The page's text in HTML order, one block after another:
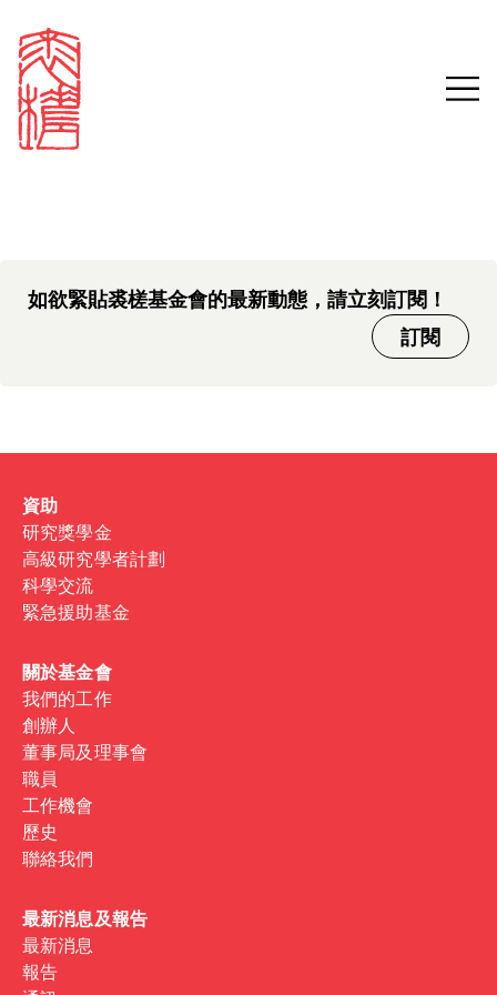
Sign in
Email
Search our stories,
awards, events and
中文版本頁面即將推出，敬請
期待。
如欲緊貼裘槎基金會的最新動態，請立刻訂閱！
訂閱
資助
研究獎學金
高級研究學者計劃
科學交流
緊急援助基金
關於基金會
我們的工作
創辦人
董事局及理事會
職員
工作機會
歷史
聯絡我們
最新消息及報告
最新消息
報告